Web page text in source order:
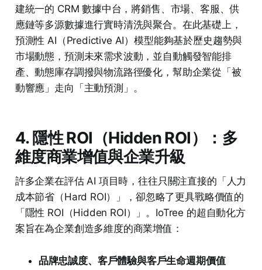
建統一的 CRM 數據中台，將銷售、市場、客服、供
應鏈等多源數據進行實時清洗與聚合。在此基礎上，
預測性 AI（Predictive AI）模型能夠基於歷史趨勢與
市場動態，預測未來需求波動，並自動觸發智能排
產、動態庫存調撥與物流路徑優化，幫助企業從「被
動響應」走向「主動預測」。
4. 隱性 ROI（Hidden ROI）：多
維度商業增值與企業升級
許多企業在評估 AI 項目時，往往只關注直接的「人力
成本節省（Hard ROI）」，卻忽略了更具戰略價值的
「隱性 ROI（Hidden ROI）」。IoTree 的超自動化方
案旨在為企業創造多維度的商業增值：
品牌忠誠度、客戶體驗與客戶生命週期價值